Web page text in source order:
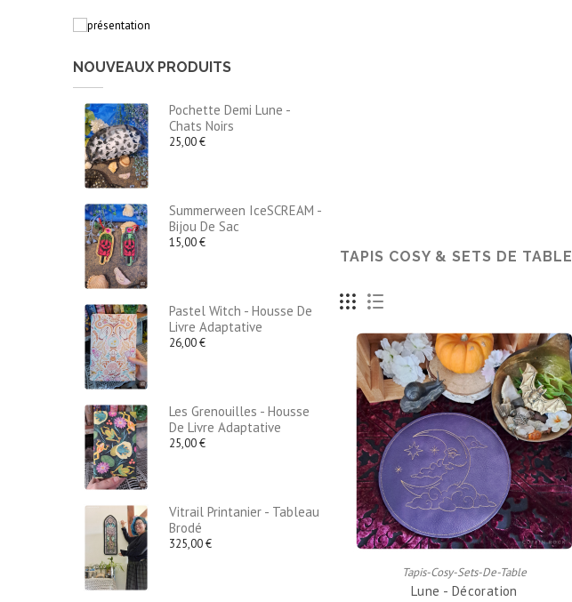
NOUVEAUX PRODUITS
Pochette Demi Lune -
Chats Noirs
25,00 €
Summerween IceSCREAM -
Bijou De Sac
15,00 €
Pastel Witch - Housse De
Livre Adaptative
26,00 €
Les Grenouilles - Housse
De Livre Adaptative
25,00 €
Vitrail Printanier - Tableau
Brodé
325,00 €
TAPIS COSY & SETS DE TABLE
Tapis-Cosy-Sets-De-Table
Lune - Décoration
AJOUTER AU PANIER